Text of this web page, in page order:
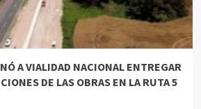
A VIALIDAD NACIONAL ENTREGAR
DE LAS OBRAS EN LA RUTA 5